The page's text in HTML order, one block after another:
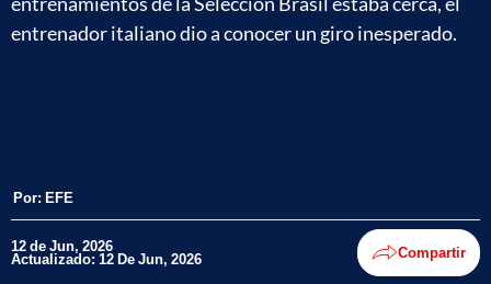
entrenador italiano dio a conocer un giro inesperado.
Por: EFE
12 de Jun, 2026
Actualizado: 12 De Jun, 2026 Compartir